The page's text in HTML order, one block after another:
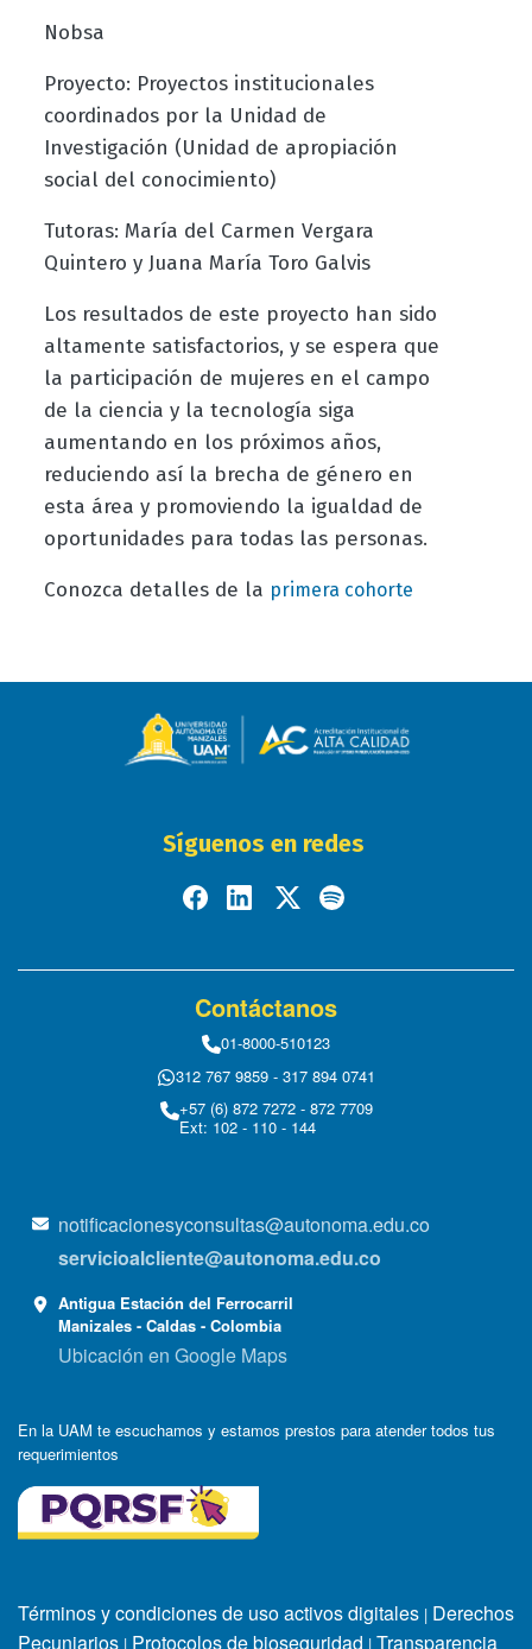
Nobsa
Proyecto: Proyectos institucionales
coordinados por la Unidad de
Investigación (Unidad de apropiación
social del conocimiento)
Tutoras: María del Carmen Vergara
Quintero y Juana María Toro Galvis
Los resultados de este proyecto han sido
altamente satisfactorios, y se espera que
la participación de mujeres en el campo
de la ciencia y la tecnología siga
aumentando en los próximos años,
reduciendo así la brecha de género en
esta área y promoviendo la igualdad de
oportunidades para todas las personas.
Conozca detalles de la primera cohorte
Síguenos en redes
Contáctanos
01-8000-510123
312 767 9859 - 317 894 0741
+57 (6) 872 7272 - 872 7709
Ext: 102 - 110 - 144
notificacionesyconsultas@autonoma.edu.co
servicioalcliente@autonoma.edu.co
Antigua Estación del Ferrocarril
Manizales - Caldas - Colombia
Ubicación en Google Maps
En la UAM te escuchamos y estamos prestos para atender todos tus
requerimientos
Términos y condiciones de uso activos digitales | Derechos
Pecuniarios | Protocolos de bioseguridad | Transparencia